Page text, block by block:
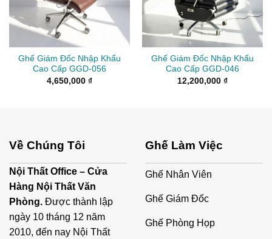
Ghế Giám Đốc Nhập Khẩu
Cao Cấp GGD-056
4,650,000 ₫
Ghế Giám Đốc Nhập Khẩu
Cao Cấp GGD-046
12,200,000 ₫
Về Chúng Tôi
Nội Thất Office – Cửa
Hàng Nội Thất Văn
Phòng. Được thành lập
ngày 10 tháng 12 năm
2010, đến nay Nội Thất
Ghế Làm Việc
Ghế Nhân Viên
Ghế Giám Đốc
Ghế Phòng Họp